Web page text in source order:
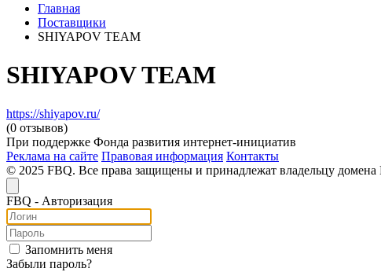
Главная
Поставщики
SHIYAPOV TEAM
SHIYAPOV TEAM
https://shiyapov.ru/
(0 отзывов)
При поддержке Фонда развития интернет-инициатив
Реклама на сайте Правовая информация Контакты
© 2025 FBQ. Все права защищены и принадлежат владельцу домена
FBQ - Авторизация
Запомнить меня
Забыли пароль?